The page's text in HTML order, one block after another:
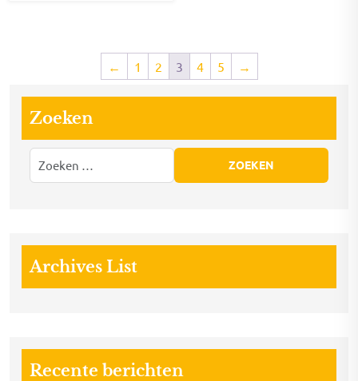
← 1 2 3 4 5 →
Zoeken
Archives List
Recente berichten